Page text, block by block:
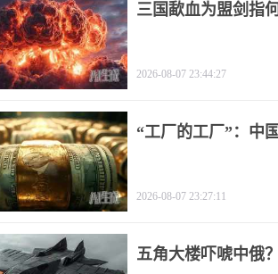
三国歃血为盟剑指
2026-08-07 23:44:27
“工厂的工厂”：中
2026-08-07 23:27:11
五角大楼吓唬中俄